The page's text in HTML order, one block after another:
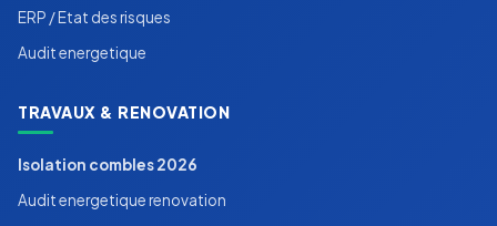
ERP / Etat des risques
Audit energetique
TRAVAUX & RENOVATION
Isolation combles 2026
Audit energetique renovation